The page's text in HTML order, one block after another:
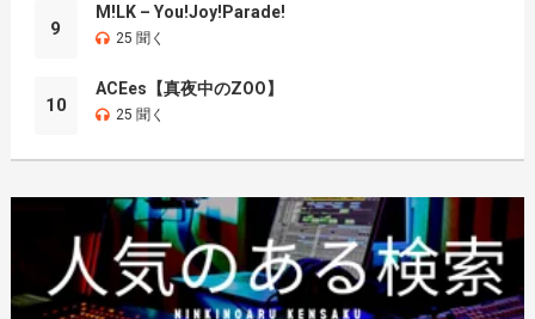
9
M!LK – You!Joy!Parade!
25 聞く
10
ACEes【真夜中のZOO】
25 聞く